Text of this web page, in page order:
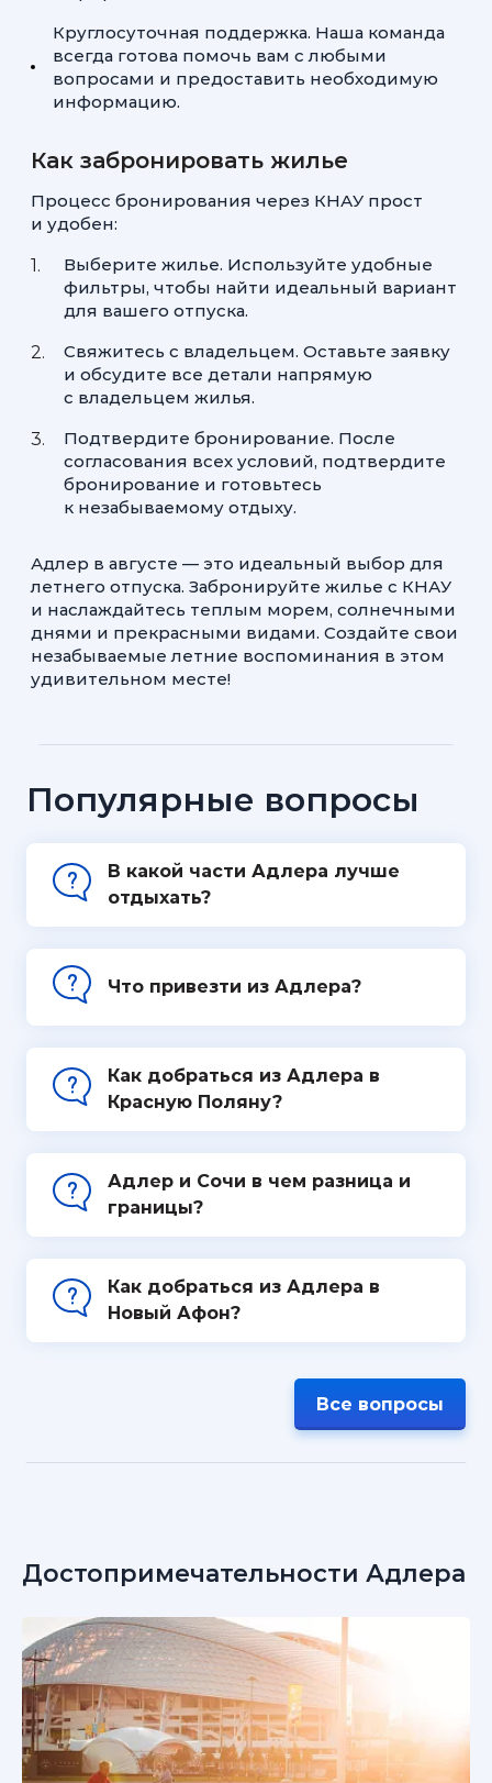
Круглосуточная поддержка. Наша команда
всегда готова помочь вам с любыми
вопросами и предоставить необходимую
информацию.
Как забронировать жилье
Процесс бронирования через КНАУ прост
и удобен:
Выберите жилье. Используйте удобные
фильтры, чтобы найти идеальный вариант
для вашего отпуска.
Свяжитесь с владельцем. Оставьте заявку
и обсудите все детали напрямую
с владельцем жилья.
Подтвердите бронирование. После
согласования всех условий, подтвердите
бронирование и готовьтесь
к незабываемому отдыху.
Адлер в августе — это идеальный выбор для
летнего отпуска. Забронируйте жилье с КНАУ
и наслаждайтесь теплым морем, солнечными
днями и прекрасными видами. Создайте свои
незабываемые летние воспоминания в этом
удивительном месте!
Популярные вопросы
В какой части Адлера лучше
отдыхать?
Что привезти из Адлера?
Как добраться из Адлера в
Красную Поляну?
Адлер и Сочи в чем разница и
границы?
Как добраться из Адлера в
Новый Афон?
Все вопросы
Достопримечательности Адлера